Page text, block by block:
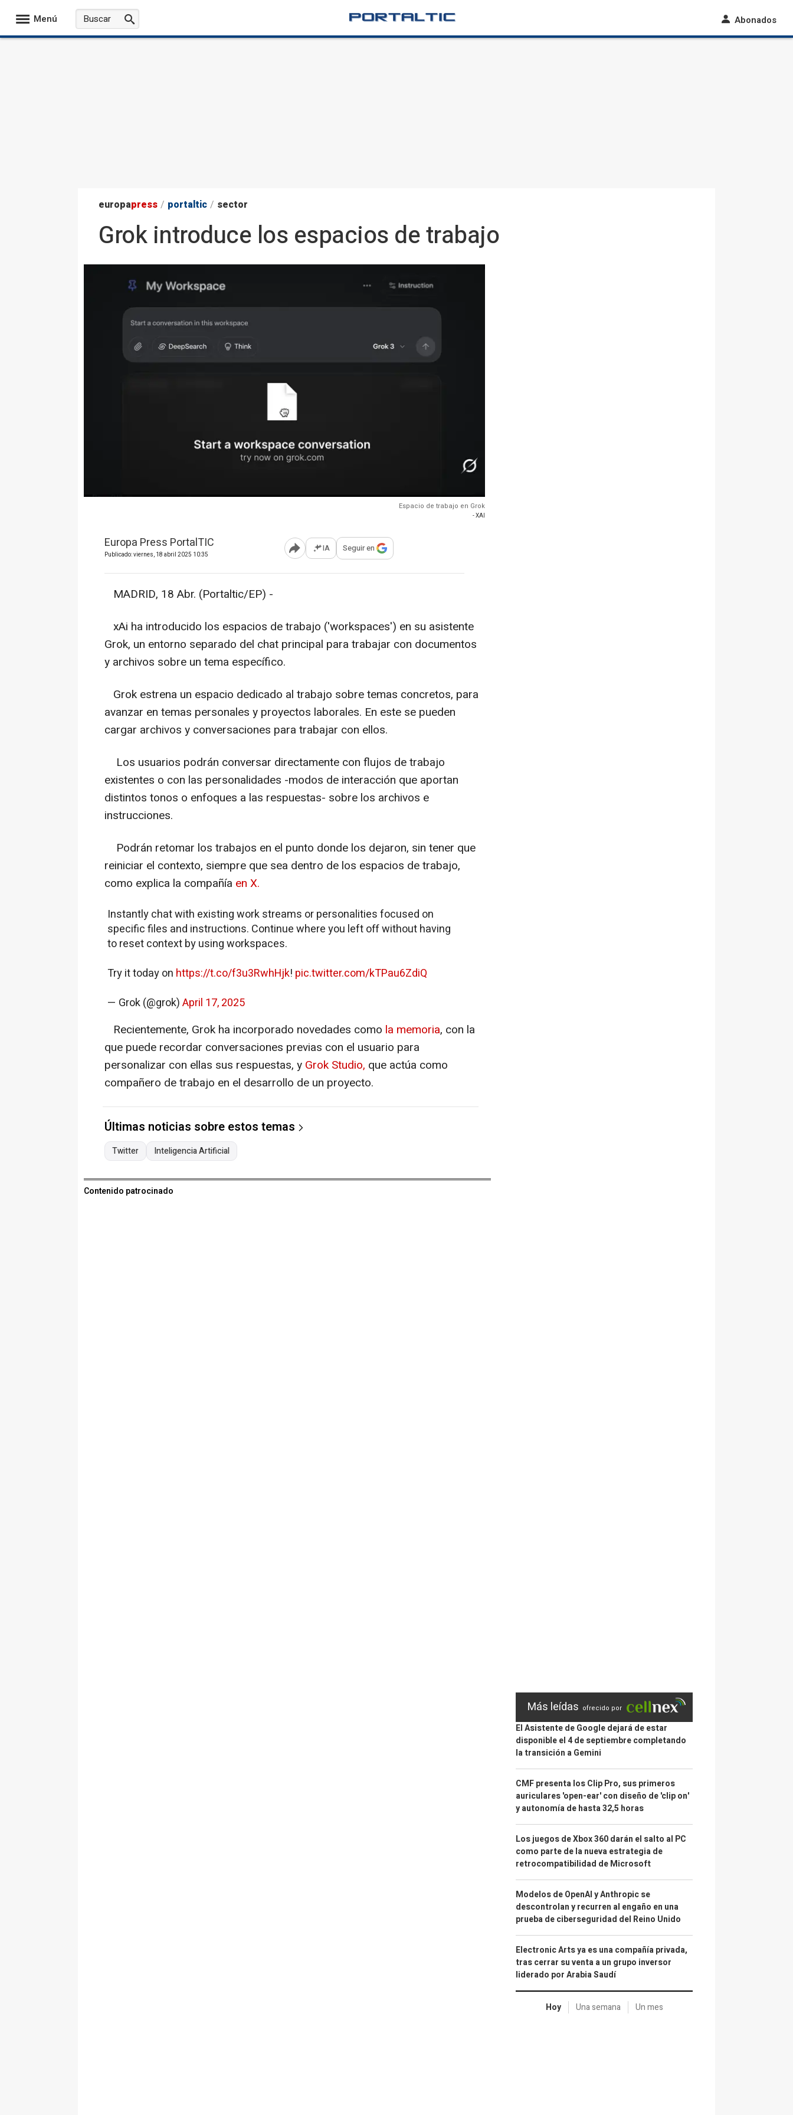
Menú Abonados
europapress / portaltic / sector
Grok introduce los espacios de trabajo
Espacio de trabajo en Grok
- XAI
Europa Press PortalTIC
Publicado: viernes, 18 abril 2025 10:35 Abrir opciones para compartir
IA Seguir en
MADRID, 18 Abr. (Portaltic/EP) -
xAi ha introducido los espacios de trabajo ('workspaces') en su asistente
Grok, un entorno separado del chat principal para trabajar con documentos
y archivos sobre un tema específico.
Grok estrena un espacio dedicado al trabajo sobre temas concretos, para
avanzar en temas personales y proyectos laborales. En este se pueden
cargar archivos y conversaciones para trabajar con ellos.
Los usuarios podrán conversar directamente con flujos de trabajo
existentes o con las personalidades -modos de interacción que aportan
distintos tonos o enfoques a las respuestas- sobre los archivos e
instrucciones.
Podrán retomar los trabajos en el punto donde los dejaron, sin tener que
reiniciar el contexto, siempre que sea dentro de los espacios de trabajo,
como explica la compañía en X.
Instantly chat with existing work streams or personalities focused on
specific files and instructions. Continue where you left off without having
to reset context by using workspaces.
Try it today on https://t.co/f3u3RwhHjk! pic.twitter.com/kTPau6ZdiQ
— Grok (@grok)April 17, 2025
Recientemente, Grok ha incorporado novedades como la memoria, con la
que puede recordar conversaciones previas con el usuario para
personalizar con ellas sus respuestas, y Grok Studio, que actúa como
compañero de trabajo en el desarrollo de un proyecto.
Últimas noticias sobre estos temas
Twitter Inteligencia Artificial
Contenido patrocinado
Más leídas ofrecido por
El Asistente de Google dejará de estar
disponible el 4 de septiembre completando
la transición a Gemini
CMF presenta los Clip Pro, sus primeros
auriculares 'open-ear' con diseño de 'clip on'
y autonomía de hasta 32,5 horas
Los juegos de Xbox 360 darán el salto al PC
como parte de la nueva estrategia de
retrocompatibilidad de Microsoft
Modelos de OpenAI y Anthropic se
descontrolan y recurren al engaño en una
prueba de ciberseguridad del Reino Unido
Electronic Arts ya es una compañía privada,
tras cerrar su venta a un grupo inversor
liderado por Arabia Saudí
Hoy Una semana Un mes